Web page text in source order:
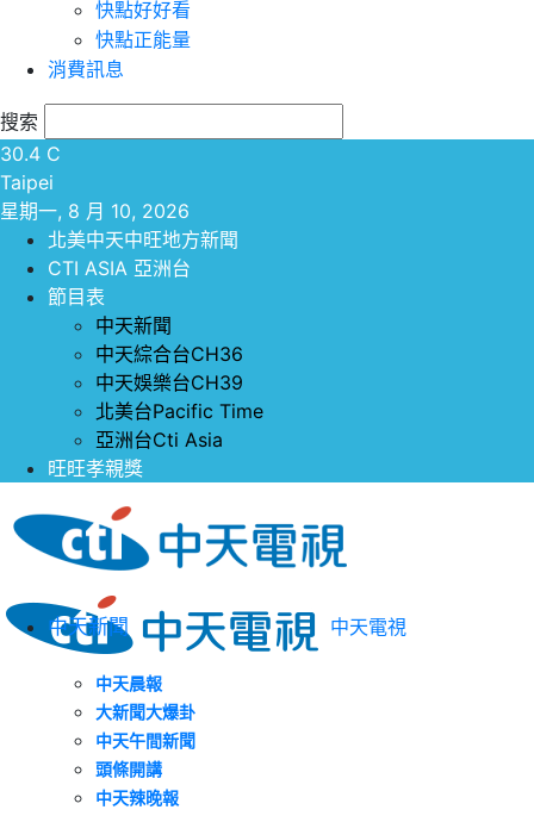
快點好好看
快點正能量
消費訊息
搜索
30.4 C
Taipei
星期一, 8 月 10, 2026
北美中天中旺地方新聞
CTI ASIA 亞洲台
節目表
中天新聞
中天綜合台CH36
中天娛樂台CH39
北美台Pacific Time
亞洲台Cti Asia
旺旺孝親獎
中天電視
中天新聞
中天晨報
大新聞大爆卦
中天午間新聞
頭條開講
中天辣晚報